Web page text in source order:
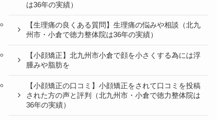
は36年の実績）
【生理痛の良くある質問】生理痛の悩みや相談（北九
州市・小倉で徳力整体院は36年の実績）
【小顔矯正】北九州市小倉で顔を小さくする為には浮
腫みや脂肪を
【小顔矯正の口コミ】小顔矯正をされて口コミを投稿
された方の声と評判（北九州市・小倉で徳力整体院は
36年の実績）